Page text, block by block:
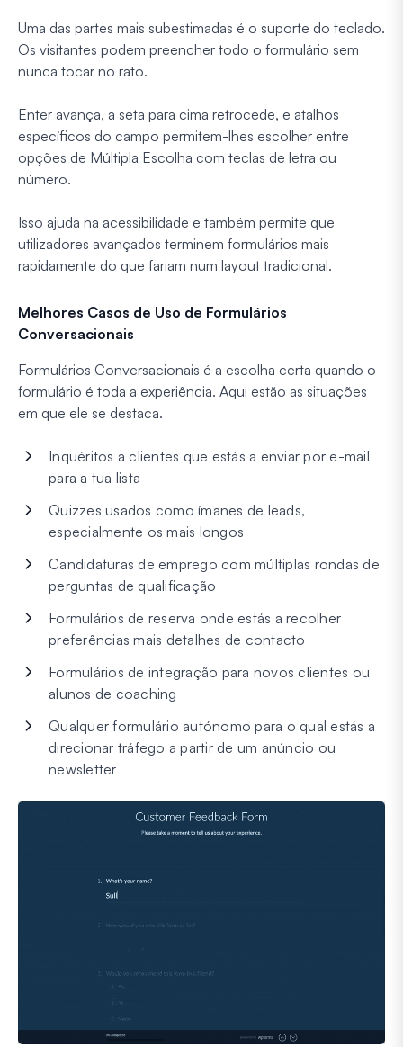
Uma das partes mais subestimadas é o suporte do teclado.
Os visitantes podem preencher todo o formulário sem
nunca tocar no rato.
Enter avança, a seta para cima retrocede, e atalhos
específicos do campo permitem-lhes escolher entre
opções de Múltipla Escolha com teclas de letra ou
número.
Isso ajuda na acessibilidade e também permite que
utilizadores avançados terminem formulários mais
rapidamente do que fariam num layout tradicional.
Melhores Casos de Uso de Formulários
Conversacionais
Formulários Conversacionais é a escolha certa quando o
formulário é toda a experiência. Aqui estão as situações
em que ele se destaca.
Inquéritos a clientes que estás a enviar por e-mail
para a tua lista
Quizzes usados como ímanes de leads,
especialmente os mais longos
Candidaturas de emprego com múltiplas rondas de
perguntas de qualificação
Formulários de reserva onde estás a recolher
preferências mais detalhes de contacto
Formulários de integração para novos clientes ou
alunos de coaching
Qualquer formulário autónomo para o qual estás a
direcionar tráfego a partir de um anúncio ou
newsletter